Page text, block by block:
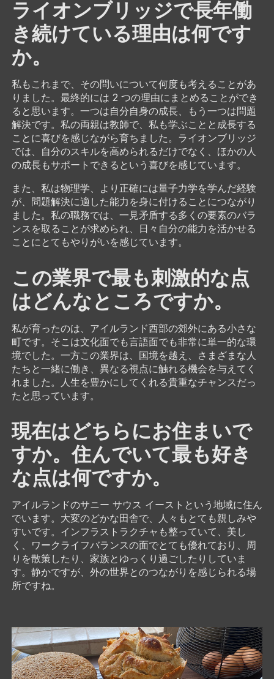
ライオンブリッジで長年働
き続けている理由は何です
か。
私もこれまで、その問いについて何度も考えることがあ
りました。最終的には 2 つの理由にまとめることができ
ると思います。一つは自分自身の成長、もう一つは問題
解決です。私の両親は教師で、私も学ぶことと成長する
ことに喜びを感じながら育ちました。ライオンブリッジ
では、自分のスキルを高められるだけでなく、ほかの人
の成長もサポートできるという喜びを感じています。
また、私は物理学、より正確には量子力学を学んだ経験
が、問題解決に適した能力を身に付けることにつながり
ました。私の職務では、一見矛盾する多くの要素のバラ
ンスを取ることが求められ、日々自分の能力を活かせる
ことにとてもやりがいを感じています。
この業界で最も刺激的な点
はどんなところですか。
私が育ったのは、アイルランド西部の郊外にある小さな
町です。そこは文化面でも言語面でも非常に単一的な環
境でした。一方この業界は、国境を越え、さまざまな人
たちと一緒に働き、異なる視点に触れる機会を与えてく
れました。人生を豊かにしてくれる貴重なチャンスだっ
たと思っています。
現在はどちらにお住まいで
すか。住んでいて最も好き
な点は何ですか。
アイルランドのサニー サウス イーストという地域に住ん
でいます。大変のどかな田舎で、人々もとても親しみや
すいです。インフラストラクチャも整っていて、美し
く、ワークライフバランスの面でとても優れており、周
りを散策したり、家族とゆっくり過ごしたりしていま
す。静かですが、外の世界とのつながりを感じられる場
所ですね。